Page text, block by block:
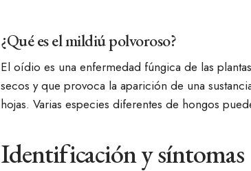
¿Qué es el mildiú polvoroso?
El oídio es una enfermedad fúngica de las
secos y que provoca la aparición de una
hojas. Varias especies diferentes de hongos
Identificación y síntomas